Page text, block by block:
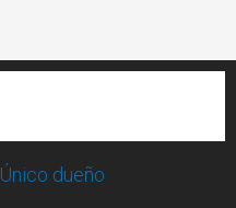
Único dueño